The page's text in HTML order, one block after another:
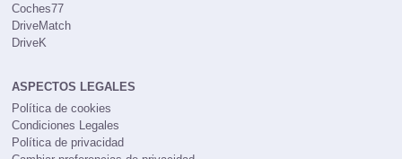
Coches77
DriveMatch
DriveK
ASPECTOS LEGALES
Política de cookies
Condiciones Legales
Política de privacidad